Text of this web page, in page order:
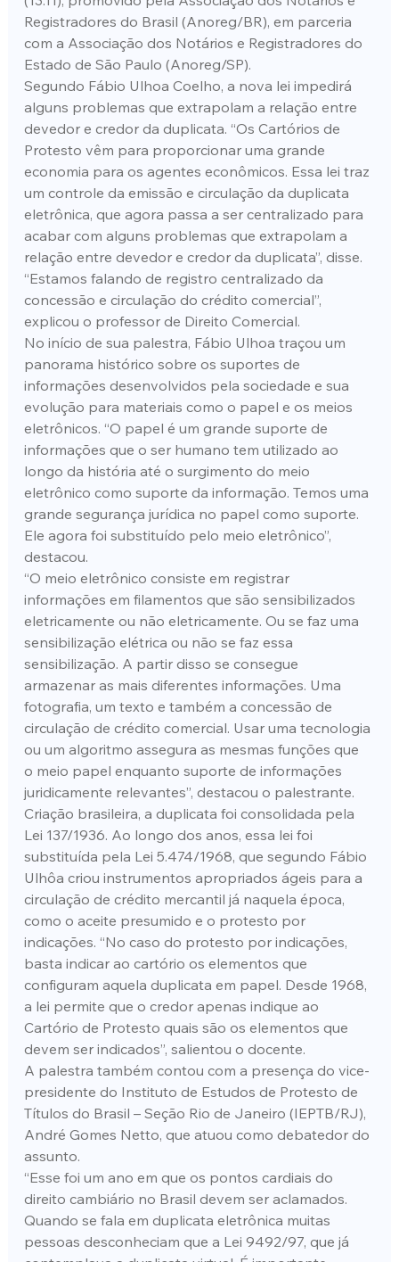
Registradores do Brasil (Anoreg/BR), em parceria
com a Associação dos Notários e Registradores do
Estado de São Paulo (Anoreg/SP).
Segundo Fábio Ulhoa Coelho, a nova lei impedirá
alguns problemas que extrapolam a relação entre
devedor e credor da duplicata. “Os Cartórios de
Protesto vêm para proporcionar uma grande
economia para os agentes econômicos. Essa lei traz
um controle da emissão e circulação da duplicata
eletrônica, que agora passa a ser centralizado para
acabar com alguns problemas que extrapolam a
relação entre devedor e credor da duplicata”, disse.
“Estamos falando de registro centralizado da
concessão e circulação do crédito comercial”,
explicou o professor de Direito Comercial.
No início de sua palestra, Fábio Ulhoa traçou um
panorama histórico sobre os suportes de
informações desenvolvidos pela sociedade e sua
evolução para materiais como o papel e os meios
eletrônicos. “O papel é um grande suporte de
informações que o ser humano tem utilizado ao
longo da história até o surgimento do meio
eletrônico como suporte da informação. Temos uma
grande segurança jurídica no papel como suporte.
Ele agora foi substituído pelo meio eletrônico”,
destacou.
“O meio eletrônico consiste em registrar
informações em filamentos que são sensibilizados
eletricamente ou não eletricamente. Ou se faz uma
sensibilização elétrica ou não se faz essa
sensibilização. A partir disso se consegue
armazenar as mais diferentes informações. Uma
fotografia, um texto e também a concessão de
circulação de crédito comercial. Usar uma tecnologia
ou um algoritmo assegura as mesmas funções que
o meio papel enquanto suporte de informações
juridicamente relevantes”, destacou o palestrante.
Criação brasileira, a duplicata foi consolidada pela
Lei 137/1936. Ao longo dos anos, essa lei foi
substituída pela Lei 5.474/1968, que segundo Fábio
Ulhôa criou instrumentos apropriados ágeis para a
circulação de crédito mercantil já naquela época,
como o aceite presumido e o protesto por
indicações. “No caso do protesto por indicações,
basta indicar ao cartório os elementos que
configuram aquela duplicata em papel. Desde 1968,
a lei permite que o credor apenas indique ao
Cartório de Protesto quais são os elementos que
devem ser indicados”, salientou o docente.
A palestra também contou com a presença do vice-
presidente do Instituto de Estudos de Protesto de
Títulos do Brasil – Seção Rio de Janeiro (IEPTB/RJ),
André Gomes Netto, que atuou como debatedor do
assunto.
“Esse foi um ano em que os pontos cardiais do
direito cambiário no Brasil devem ser aclamados.
Quando se fala em duplicata eletrônica muitas
pessoas desconheciam que a Lei 9492/97, que já